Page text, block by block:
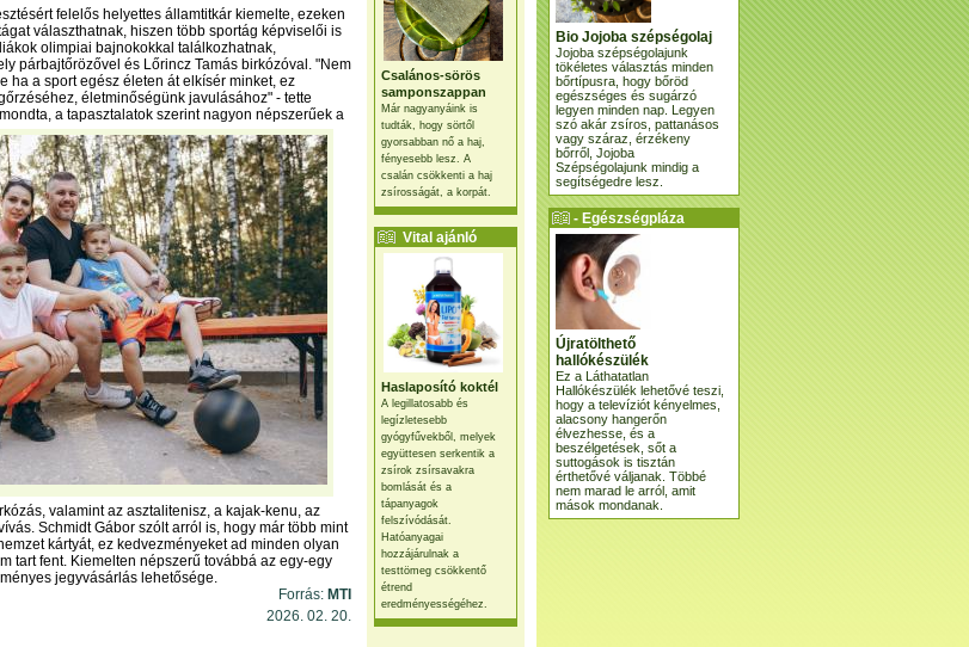
Csalános-sörös
samponszappan
Már nagyanyáink is
tudták, hogy sörtől
gyorsabban nő a haj,
fényesebb lesz. A
csalán csökkenti a haj
zsírosságát, a korpát.
Vital ajánló
Haslaposító koktél
A legillatosabb és
legízletesebb
gyógyfűvekből, melyek
együttesen serkentik a
zsírok zsírsavakra
bomlását és a
tápanyagok
felszívódását.
Hatóanyagai
hozzájárulnak a
testtömeg csökkentő
étrend
eredményességéhez.
felelős helyettes államtitkár kiemelte, ezeken
választhatnak, hiszen több sportág képviselői is
olimpiai bajnokokkal találkozhatnak,
párbajtőrözővel és Lőrincz Tamás birkózóval. "Nem
ha a sport egész életen át elkísér minket, ez
életminőségünk javulásához" - tette
a tapasztalatok szerint nagyon népszerűek a
valamint az asztalitenisz, a kajak-kenu, az
Schmidt Gábor szólt arról is, hogy már több mint
kártyát, ez kedvezményeket ad minden olyan
tart fent. Kiemelten népszerű továbbá az egy-egy
jegyvásárlás lehetősége.
Forrás: MTI
2026. 02. 20.
Bio Jojoba szépségolaj
Jojoba szépségolajunk
tökéletes választás minden
bőrtípusra, hogy bőröd
egészséges és sugárzó
legyen minden nap. Legyen
szó akár zsíros, pattanásos
vagy száraz, érzékeny
bőrről, Jojoba
Szépségolajunk mindig a
segítségedre lesz.
- Egészségpláza
ajánlatunk -
Újratölthető
hallókészülék
Ez a Láthatatlan
Hallókészülék lehetővé teszi,
hogy a televíziót kényelmes,
alacsony hangerőn
élvezhesse, és a
beszélgetések, sőt a
suttogások is tisztán
érthetővé váljanak. Többé
nem marad le arról, amit
mások mondanak.